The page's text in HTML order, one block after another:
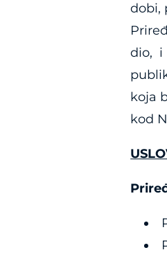
dobi,
dio, i
koja
kod